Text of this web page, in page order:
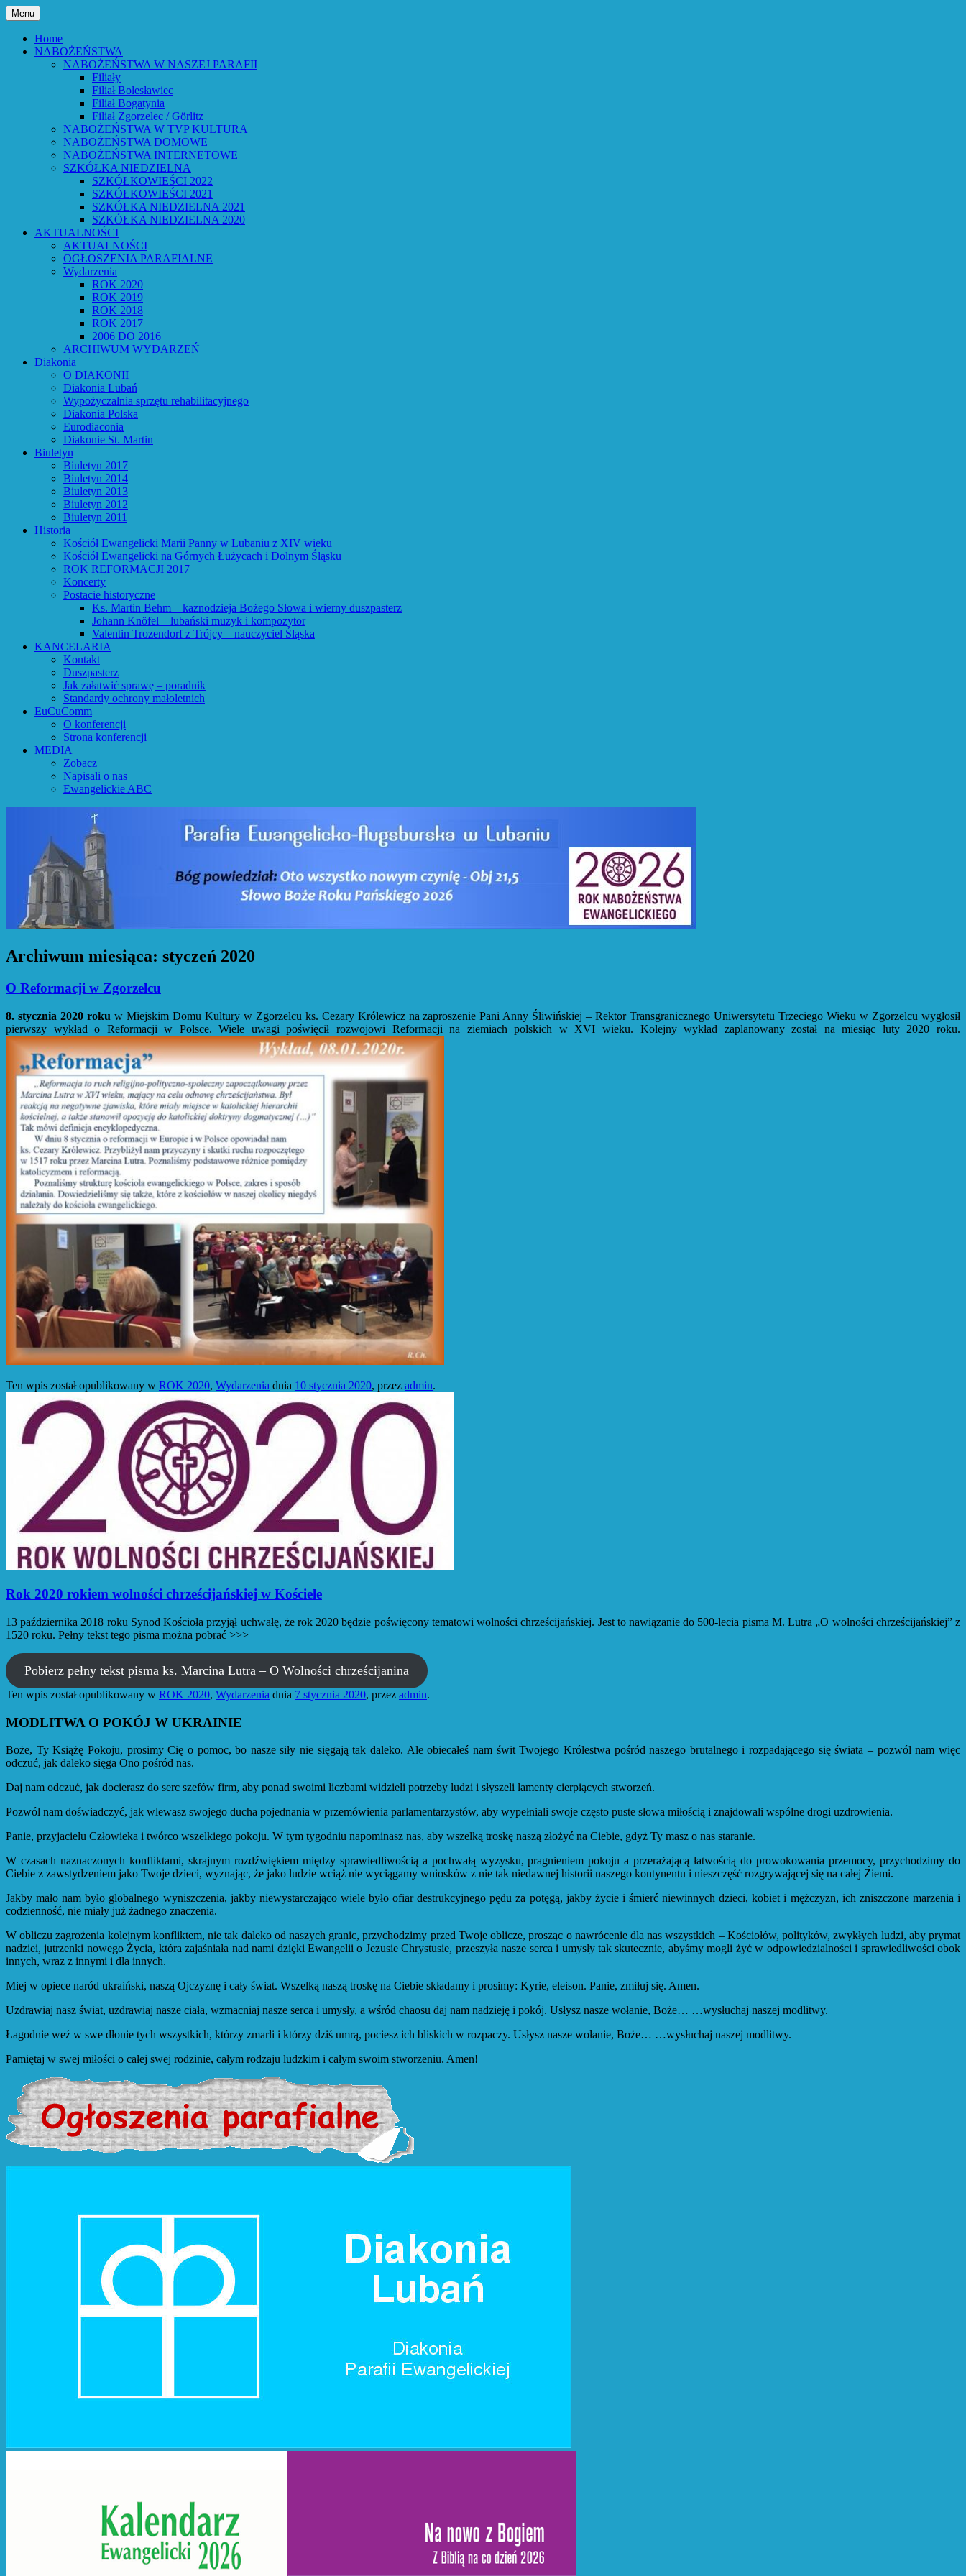
Przejdź
do
treściParafia Ewangelicko-Augsburska w Lubaniu
Menu
Home
NABOŻEŃSTWA
NABOŻEŃSTWA W NASZEJ PARAFII
Filiały
Filiał Bolesławiec
Filiał Bogatynia
Filiał Zgorzelec / Görlitz
NABOŻEŃSTWA W TVP KULTURA
NABOŻEŃSTWA DOMOWE
NABOŻEŃSTWA INTERNETOWE
SZKÓŁKA NIEDZIELNA
SZKÓŁKOWIEŚCI 2022
SZKÓŁKOWIEŚCI 2021
SZKÓŁKA NIEDZIELNA 2021
SZKÓŁKA NIEDZIELNA 2020
AKTUALNOŚCI
AKTUALNOŚCI
OGŁOSZENIA PARAFIALNE
Wydarzenia
ROK 2020
ROK 2019
ROK 2018
ROK 2017
2006 DO 2016
ARCHIWUM WYDARZEŃ
Diakonia
O DIAKONII
Diakonia Lubań
Wypożyczalnia sprzętu rehabilitacyjnego
Diakonia Polska
Eurodiaconia
Diakonie St. Martin
Biuletyn
Biuletyn 2017
Biuletyn 2014
Biuletyn 2013
Biuletyn 2012
Biuletyn 2011
Historia
Kościół Ewangelicki Marii Panny w Lubaniu z XIV wieku
Kościół Ewangelicki na Górnych Łużycach i Dolnym Śląsku
ROK REFORMACJI 2017
Koncerty
Postacie historyczne
Ks. Martin Behm – kaznodzieja Bożego Słowa i wierny duszpasterz
Johann Knöfel – lubański muzyk i kompozytor
Valentin Trozendorf z Trójcy – nauczyciel Śląska
KANCELARIA
Kontakt
Duszpasterz
Jak załatwić sprawę – poradnik
Standardy ochrony małoletnich
EuCuComm
O konferencji
Strona konferencji
MEDIA
Zobacz
Napisali o nas
Ewangelickie ABC
Archiwum miesiąca: styczeń 2020
O Reformacji w Zgorzelcu
8. stycznia 2020 roku w Miejskim Domu Kultury w Zgorzelcu ks. Cezary Królewicz na zaproszenie Pani Anny Śliwińskiej – Rektor Transgranicznego Uniwersytetu Trzeciego Wieku w Zgorzelcu wygłosił
pierwszy wykład o Reformacji w Polsce. Wiele uwagi poświęcił rozwojowi Reformacji na ziemiach polskich w XVI wieku. Kolejny wykład zaplanowany został na miesiąc luty 2020 roku.
Ten wpis został opublikowany w ROK 2020, Wydarzenia dnia 10 stycznia 2020, przez admin.
Rok 2020 rokiem wolności chrześcijańskiej w Kościele
13 października 2018 roku Synod Kościoła przyjął uchwałę, że rok 2020 będzie poświęcony tematowi wolności chrześcijańskiej. Jest to nawiązanie do 500-lecia pisma M. Lutra „O wolności chrześcijańskiej” z
1520 roku. Pełny tekst tego pisma można pobrać >>>
Pobierz pełny tekst pisma ks. Marcina Lutra – O Wolności chrześcijanina
Ten wpis został opublikowany w ROK 2020, Wydarzenia dnia 7 stycznia 2020, przez admin.
MODLITWA O POKÓJ W UKRAINIE
Boże, Ty Książę Pokoju, prosimy Cię o pomoc, bo nasze siły nie sięgają tak daleko. Ale obiecałeś nam świt Twojego Królestwa pośród naszego brutalnego i rozpadającego się świata – pozwól nam więc
odczuć, jak daleko sięga Ono pośród nas.
Daj nam odczuć, jak docierasz do serc szefów firm, aby ponad swoimi liczbami widzieli potrzeby ludzi i słyszeli lamenty cierpiących stworzeń.
Pozwól nam doświadczyć, jak wlewasz swojego ducha pojednania w przemówienia parlamentarzystów, aby wypełniali swoje często puste słowa miłością i znajdowali wspólne drogi uzdrowienia.
Panie, przyjacielu Człowieka i twórco wszelkiego pokoju. W tym tygodniu napominasz nas, aby wszelką troskę naszą złożyć na Ciebie, gdyż Ty masz o nas staranie.
W czasach naznaczonych konfliktami, skrajnym rozdźwiękiem między sprawiedliwością a pochwałą wyzysku, pragnieniem pokoju a przerażającą łatwością do prowokowania przemocy, przychodzimy do
Ciebie z zawstydzeniem jako Twoje dzieci, wyznając, że jako ludzie wciąż nie wyciągamy wniosków z nie tak niedawnej historii naszego kontynentu i nieszczęść rozgrywającej się na całej Ziemi.
Jakby mało nam było globalnego wyniszczenia, jakby niewystarczająco wiele było ofiar destrukcyjnego pędu za potęgą, jakby życie i śmierć niewinnych dzieci, kobiet i mężczyzn, ich zniszczone marzenia i
codzienność, nie miały już żadnego znaczenia.
W obliczu zagrożenia kolejnym konfliktem, nie tak daleko od naszych granic, przychodzimy przed Twoje oblicze, prosząc o nawrócenie dla nas wszystkich – Kościołów, polityków, zwykłych ludzi, aby prymat
nadziei, jutrzenki nowego Życia, która zajaśniała nad nami dzięki Ewangelii o Jezusie Chrystusie, przeszyła nasze serca i umysły tak skutecznie, abyśmy mogli żyć w odpowiedzialności i sprawiedliwości obok
innych, wraz z innymi i dla innych.
Miej w opiece naród ukraiński, naszą Ojczyznę i cały świat. Wszelką naszą troskę na Ciebie składamy i prosimy: Kyrie, eleison. Panie, zmiłuj się. Amen.
Uzdrawiaj nasz świat, uzdrawiaj nasze ciała, wzmacniaj nasze serca i umysły, a wśród chaosu daj nam nadzieję i pokój. Usłysz nasze wołanie, Boże… …wysłuchaj naszej modlitwy.
Łagodnie weź w swe dłonie tych wszystkich, którzy zmarli i którzy dziś umrą, pociesz ich bliskich w rozpaczy. Usłysz nasze wołanie, Boże… …wysłuchaj naszej modlitwy.
Pamiętaj w swej miłości o całej swej rodzinie, całym rodzaju ludzkim i całym swoim stworzeniu. Amen!